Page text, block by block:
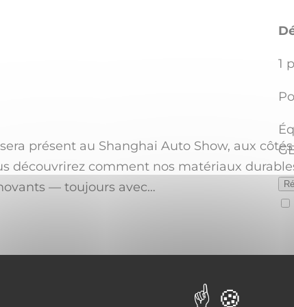
1
présent au Shanghai Auto Show, aux
découvrirez comment nos matériaux
— toujours avec…